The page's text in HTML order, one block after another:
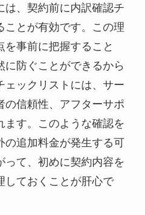
は、契約前に内訳確認チ
ことが有効です。この理
事前に把握すること
に防ぐことができるから
ェックリストには、サー
の信頼性、アフターサポ
ます。このような確認を
の追加料金が発生する可
って、初めに契約内容を
しておくことが肝心で